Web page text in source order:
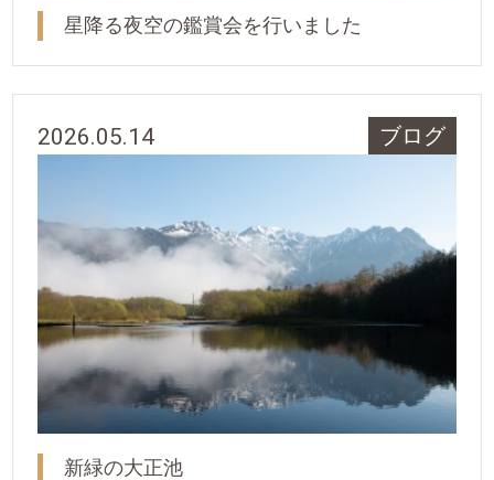
星降る夜空の鑑賞会を行いました
2026.05.14 ブログ
新緑の大正池